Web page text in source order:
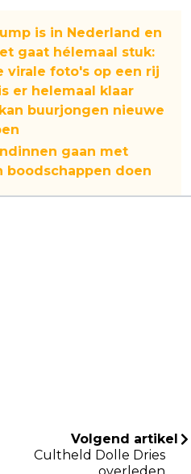
is in Nederland en
gaat hélemaal stuk:
virale foto's op een rij
er helemaal klaar
buurjongen nieuwe
gaan met
boodschappen doen
Volgend artikel
Cultheld Dolle Dries